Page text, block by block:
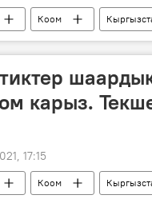
Коом
өчүрүү
карыз.
17:15
Коом